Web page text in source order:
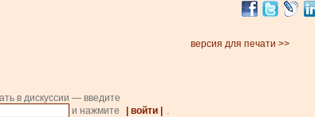
версия для печати >>
в дискуссии — введите
и нажмите | войти |
.